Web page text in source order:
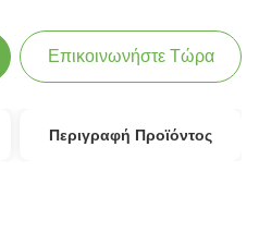
Επικοινωνήστε Τώρα
Περιγραφή Προϊόντος